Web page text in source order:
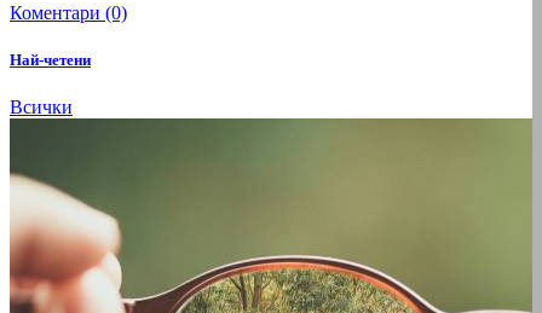
Коментари (0)
Най-четени
Всички